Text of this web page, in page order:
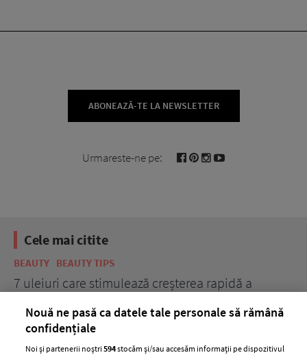
ABONEAZĂ-TE LA NEWSLETTER
Urmareste-ne pe:
Cele mai citite
BEAUTY BEAUTY TIPS
7 uleiuri care stimulează creșterea rapidă a
Nouă ne pasă ca datele tale personale să rămână
confidențiale
Noi și partenerii noștri594stocăm și/sau accesăm informații pe dispozitivul